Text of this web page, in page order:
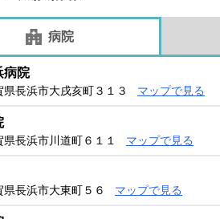
病院
病院
県長浜市大戌亥町３１３ マップで見る
県長浜市川道町６１１ マップで見る
県長浜市大東町５６ マップで見る